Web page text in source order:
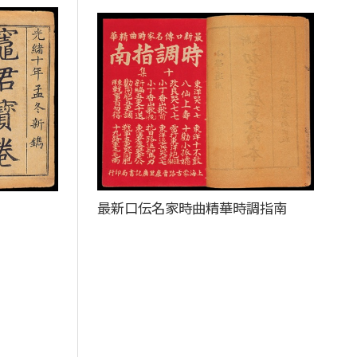
最新口伝名家時曲精華時調指南